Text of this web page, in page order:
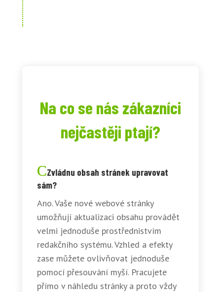
Na co se nás zákazníci
nejčastěji ptají?
Zvládnu obsah stránek upravovat
sám?
Ano. Vaše nové webové stránky
umožňují aktualizaci obsahu provádět
velmi jednoduše prostřednistvím
redakčního systému. Vzhled a efekty
zase můžete ovlivňovat jednoduše
pomocí přesouvání myší. Pracujete
přímo v náhledu stránky a proto vždy